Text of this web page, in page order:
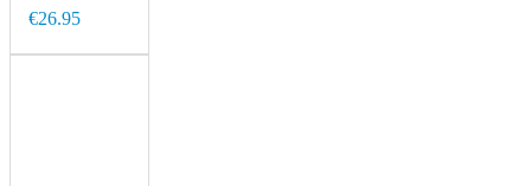
€26.95